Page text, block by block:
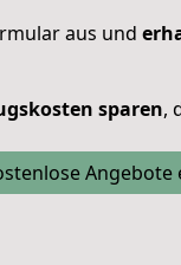
aus und
sparen,
Angebote